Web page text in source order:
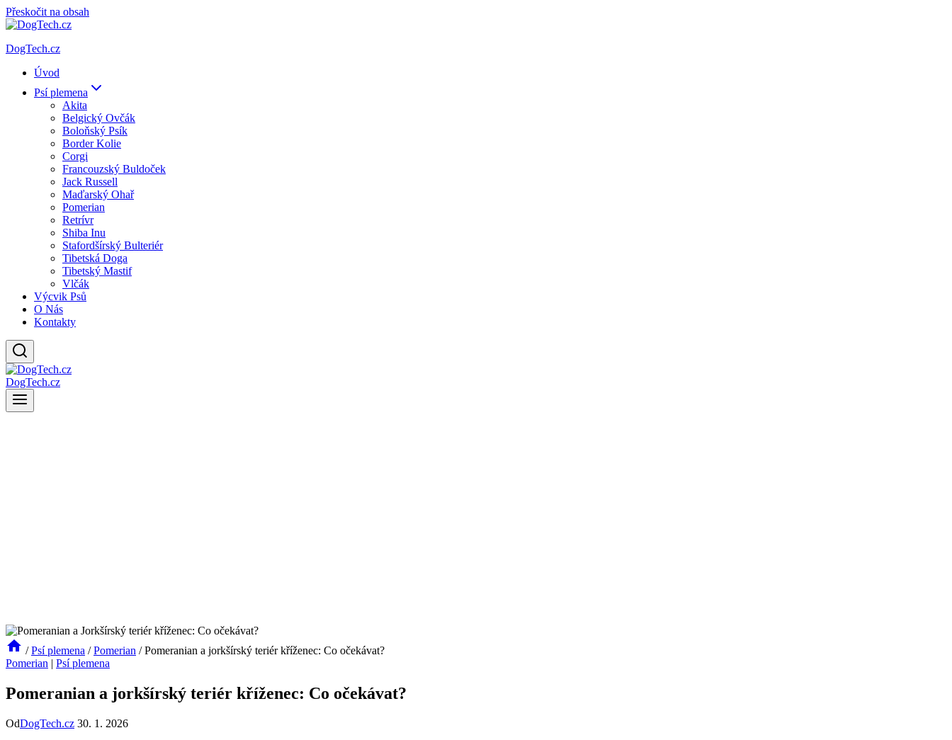
Přeskočit na obsah
DogTech.cz
Úvod
Psí plemena
Akita
Belgický Ovčák
Boloňský Psík
Border Kolie
Corgi
Francouzský Buldoček
Jack Russell
Maďarský Ohař
Pomerian
Retrívr
Shiba Inu
Stafordšírský Bulteriér
Tibetská Doga
Tibetský Mastif
Vlčák
Výcvik Psů
O Nás
Kontakty
DogTech.cz
/ Psí plemena / Pomerian / Pomeranian a jorkšírský teriér kříženec: Co očekávat?
Pomerian | Psí plemena
Pomeranian a jorkšírský teriér kříženec: Co očekávat?
OdDogTech.cz 30. 1. 2026